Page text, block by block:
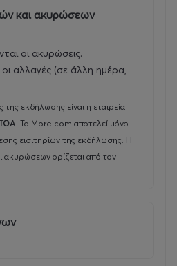
και ακυρώσεων
οι ακυρώσεις.
αλλαγές (σε άλλη ημέρα,
εκδήλωσης είναι η εταιρεία
. Το More.com αποτελεί μόνο
εισιτηρίων της εκδήλωσης. Η
ακυρώσεων ορίζεται από τον